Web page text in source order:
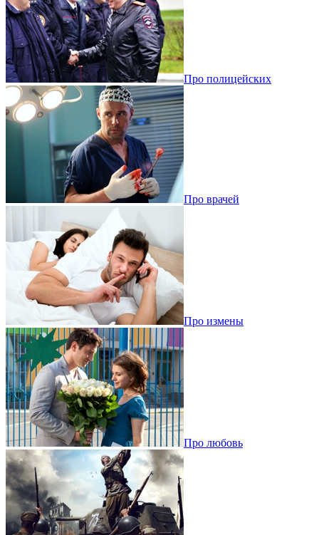
Про полицейских
Про врачей
Про измены
Про любовь